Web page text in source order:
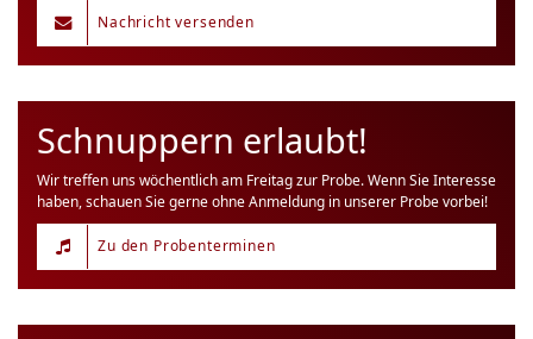
Nachricht versenden
Schnuppern erlaubt!
Wir treffen uns wöchentlich am Freitag zur Probe. Wenn Sie Interesse
haben, schauen Sie gerne ohne Anmeldung in unserer Probe vorbei!
Zu den Probenterminen